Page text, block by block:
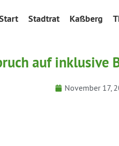
Stadtrat Kaßberg
auf
November 17,